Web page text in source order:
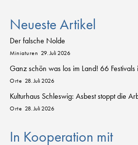
Neueste Artikel
Der falsche Nolde
Miniaturen 29. Juli 2026
Ganz schön was los im Land! 66
Orte 28. Juli 2026
Kulturhaus Schleswig: Asbest stoppt die
Orte 28. Juli 2026
In Kooperation mit